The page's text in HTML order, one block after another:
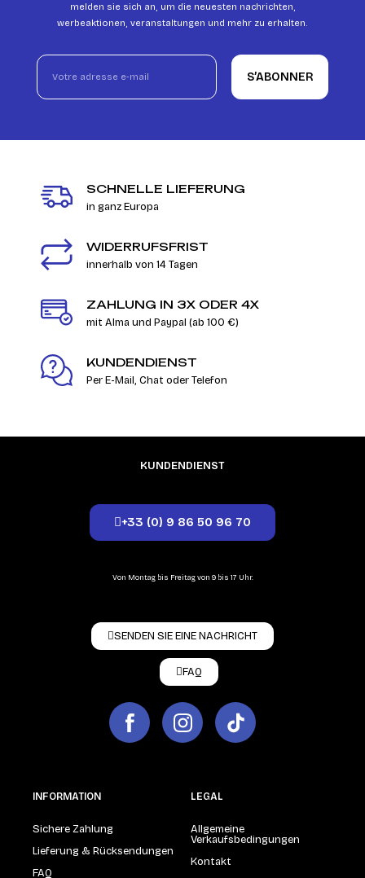
melden sie sich an, um die neuesten nachrichten,
werbeaktionen, veranstaltungen und mehr zu erhalten.
S’ABONNER
SCHNELLE LIEFERUNG
in ganz Europa
WIDERRUFSFRIST
innerhalb von 14 Tagen
ZAHLUNG IN 3X ODER 4X
mit Alma und Paypal (ab 100 €)
KUNDENDIENST
Per E-Mail, Chat oder Telefon
KUNDENDIENST
+33 (0) 9 86 50 96 70
Von Montag bis Freitag von 9 bis 17 Uhr.
SENDEN SIE EINE NACHRICHT
FAQ
INFORMATION
Sichere Zahlung
Lieferung & Rücksendungen
FAQ
LEGAL
Allgemeine
Verkaufsbedingungen
Kontakt